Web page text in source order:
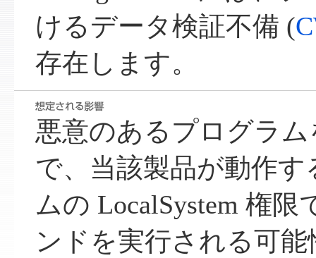
けるデータ検証不備 (
存在します。
悪意のあるプログラ
で、当該製品が動作す
ムの LocalSystem 権限
ンドを実行される可